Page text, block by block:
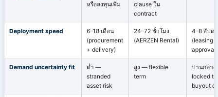
หรือลงทุนเพิ่ม
clause ใน
contract
Deployment speed
6–18 เดือน
(procurement
+ delivery)
24–72 ชั่วโมง
(AERZEN Rental)
4–8 สัปด
(leasing
approval)
Demand uncertainty fit
ต่ำ —
stranded
asset risk
สูง — flexible
term
ปานกลา
locked
buyout